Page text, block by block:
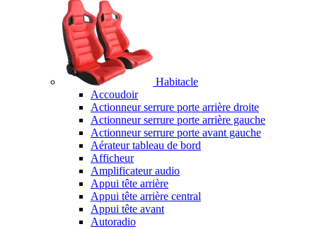
Habitacle
Accoudoir
Actionneur serrure porte arrière droite
Actionneur serrure porte arrière gauche
Actionneur serrure porte avant gauche
Aérateur tableau de bord
Afficheur
Amplificateur audio
Appui tête arrière
Appui tête arrière central
Appui tête avant
Autoradio